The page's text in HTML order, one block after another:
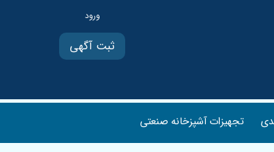
ثبت آگهی
تجهیزات آشپزخانه صنعتی